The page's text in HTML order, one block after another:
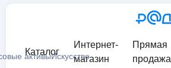
активыИскусство
Каталог
Интернет-
магазин
Прямая
продажа